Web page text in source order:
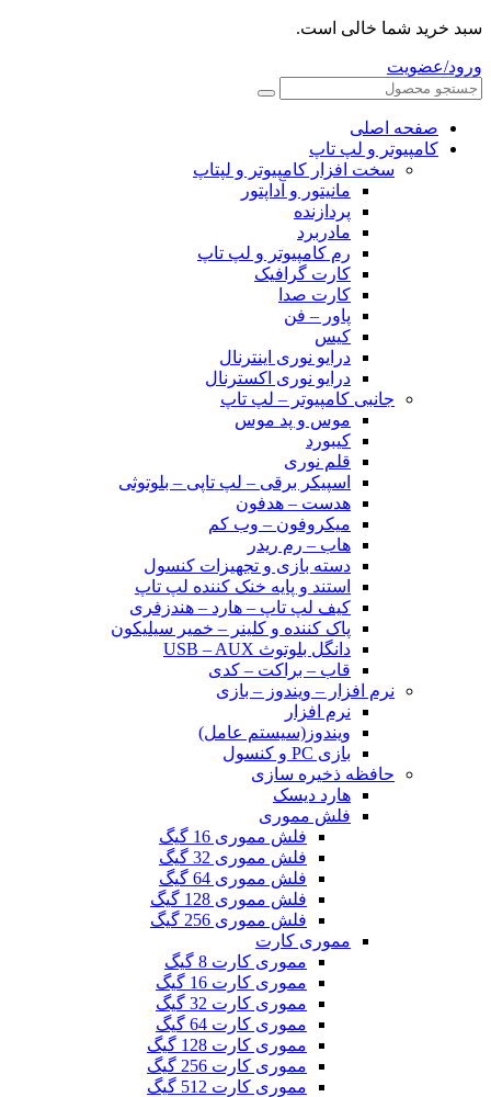
سبد خرید شما خالی است.
ورود/عضویت
صفحه اصلی
کامپیوتر و‌‌‌‌‌ لپ تاپ
سخت افزار کامپیوتر و لپتاپ
مانیتور و آداپتور
پردازنده
مادربرد
رم کامپیوتر و لپ تاپ
کارت گرافیک
کارت صدا
پاور – فن
کیس
درایو نوری اینترنال
درایو نوری اکسترنال
جانبی کامپیوتر – لپ تاپ
موس و پد موس
کیبورد
قلم نوری
اسپیکر برقی – لپ تاپی – بلوتوثی
هدست – هدفون
میکروفون – وب کم
هاب – رم ریدر
دسته بازی و تجهیزات کنسول
استند و پایه خنک کننده لپ تاپ
کیف لپ تاپ – هارد – هندزفری
پاک کننده و کلینر – خمیر سیلیکون
دانگل بلوتوث USB – AUX
قاب – براکت – کدی
نرم افزار – ویندوز – بازی
نرم افزار
ویندوز(سیستم عامل)
بازی PC و کنسول
حافظه ذخیره سازی
هارد دیسک
فلش مموری
فلش مموری 16 گیگ
فلش مموری 32 گیگ
فلش مموری 64 گیگ
فلش مموری 128 گیگ
فلش مموری 256 گیگ
مموری کارت
مموری کارت 8 گیگ
مموری کارت 16 گیگ
مموری کارت 32 گیگ
مموری کارت 64 گیگ
مموری کارت 128 گیگ
مموری کارت 256 گیگ
مموری کارت 512 گیگ